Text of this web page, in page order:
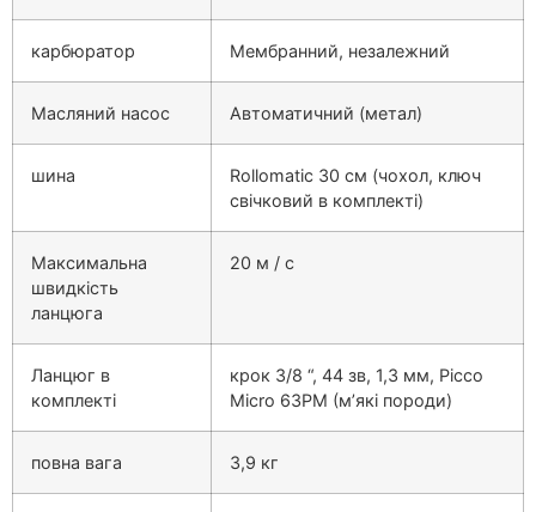
карбюратор Мембранний, незалежний
Масляний насос Автоматичний (метал)
шина
Rollomatic 30 см (чохол, ключ
свічковий в комплекті)
Максимальна
швидкість
ланцюга
20 м / с
Ланцюг в
комплекті
крок 3/8 “, 44 зв, 1,3 мм, Picco
Micro 63PM (м’які породи)
повна вага 3,9 кг